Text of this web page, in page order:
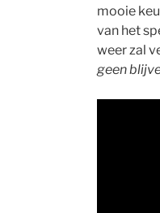
mooie
van het
weer zal
geen